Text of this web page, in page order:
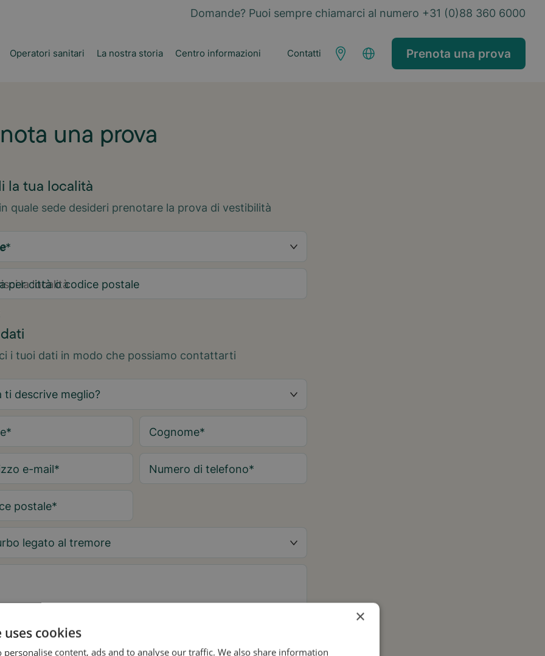
Domande? Puoi sempre chiamarci al numero +31 (0)88 360 6000
Operatori sanitari La nostra storia Centro informazioni Contatti Prenota una prova
una prova
la tua località
quale sede desideri prenotare la prova di vestibilità
*
per città o codice postale
i tuoi dati in modo che possiamo contattarti
* Cognome*
e-mail* Numero di telefono*
postale*
×
cookies
personalise content, ads and to analyse our traffic. We also share information